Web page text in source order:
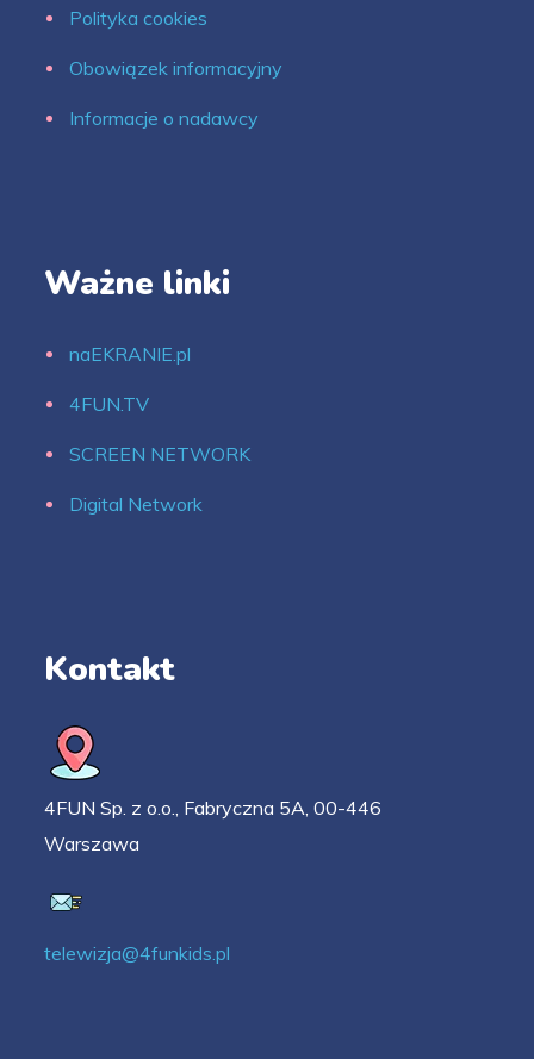
Polityka cookies
Obowiązek informacyjny
Informacje o nadawcy
Ważne linki
naEKRANIE.pl
4FUN.TV
SCREEN NETWORK
Digital Network
Kontakt
4FUN Sp. z o.o., Fabryczna 5A, 00-446
Warszawa
telewizja@4funkids.pl